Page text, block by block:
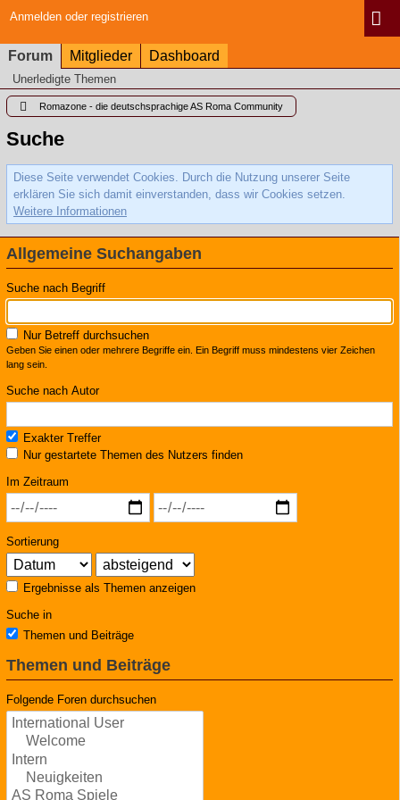
Anmelden oder registrieren
Forum Mitglieder Dashboard
Unerledigte Themen
Romazone - die deutschsprachige AS Roma Community
Suche
Diese Seite verwendet Cookies. Durch die Nutzung unserer Seite
erklären Sie sich damit einverstanden, dass wir Cookies setzen.
Weitere Informationen
Allgemeine Suchangaben
Suche nach Begriff
Nur Betreff durchsuchen
Geben Sie einen oder mehrere Begriffe ein. Ein Begriff muss mindestens vier Zeichen
lang sein.
Suche nach Autor
Exakter Treffer
Nur gestartete Themen des Nutzers finden
Im Zeitraum
Sortierung
Ergebnisse als Themen anzeigen
Suche in
Themen und Beiträge
Themen und Beiträge
Folgende Foren durchsuchen